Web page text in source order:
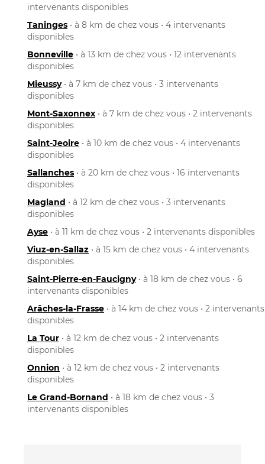
intervenants disponibles
Taninges • à 8 km de chez vous • 4 intervenants
disponibles
Bonneville • à 13 km de chez vous • 12 intervenants
disponibles
Mieussy• à 7 km de chez vous • 3 intervenants
disponibles
Mont-Saxonnex • à 7 km de chez vous • 2 intervenants
disponibles
Saint-Jeoire • à 10 km de chez vous • 4 intervenants
disponibles
Sallanches • à 20 km de chez vous • 16 intervenants
disponibles
Magland • à 12 km de chez vous • 3 intervenants
disponibles
Ayse • à 11 km de chez vous • 2 intervenants disponibles
Viuz-en-Sallaz • à 15 km de chez vous • 4 intervenants
disponibles
Saint-Pierre-en-Faucigny• à 18 km de chez vous • 6
intervenants disponibles
Arâches-la-Frasse • à 14 km de chez vous • 2 intervenants
disponibles
La Tour • à 12 km de chez vous • 2 intervenants
disponibles
Onnion • à 12 km de chez vous • 2 intervenants
disponibles
Le Grand-Bornand • à 18 km de chez vous • 3
intervenants disponibles